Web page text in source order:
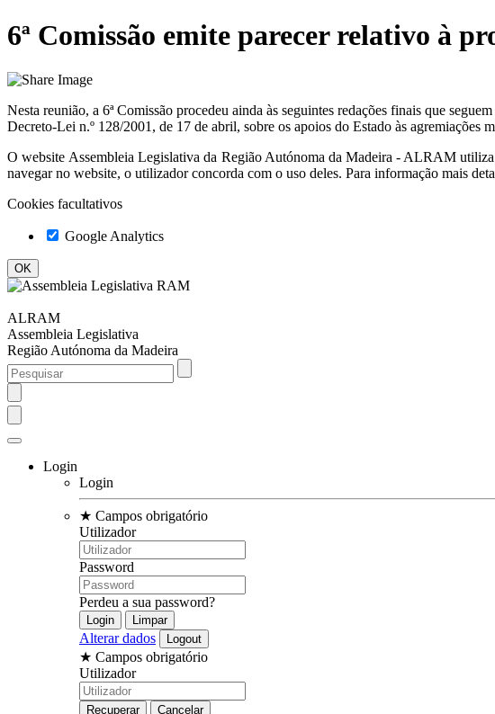
6ª Comissão emite parecer relativo à
Nesta reunião, a 6ª Comissão procedeu ainda às seguintes redações finais que
Decreto-Lei n.º 128/2001, de 17 de abril, sobre os apoios do Estado às agremiações
O website Assembleia Legislativa da Região Autónoma da Madeira - ALRAM
navegar no website, o utilizador concorda com o uso deles. Para informação mais
Cookies facultativos
Google Analytics
ALRAM
Assembleia Legislativa
Região Autónoma da Madeira
Login
Login
★ Campos obrigatório
Utilizador
Password
Perdeu a sua password?
Alterar dados
★ Campos obrigatório
Utilizador